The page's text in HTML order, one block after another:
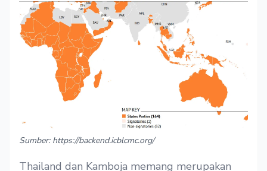
Sumber: https://backend.icblcmc.org/
Thailand dan Kamboja memang merupakan